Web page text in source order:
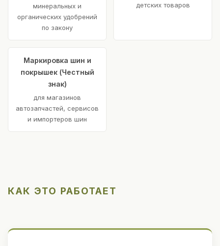
минеральных и
органических удобрений
по закону
детских товаров
Маркировка шин и
покрышек (Честный
знак)
для магазинов
автозапчастей, сервисов
и импортеров шин
КАК ЭТО РАБОТАЕТ